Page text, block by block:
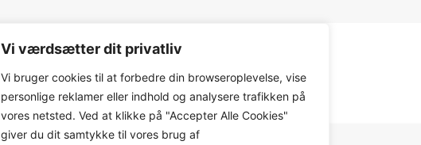
Vi værdsætter dit privatliv
Vi bruger cookies til at forbedre din browseroplevelse, vise
personlige reklamer eller indhold og analysere trafikken på
vores netsted. Ved at klikke på "Accepter Alle Cookies"
giver du dit samtykke til vores brug af